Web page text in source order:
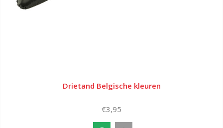
Drietand Belgische kleuren
€3,95